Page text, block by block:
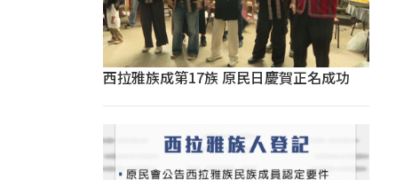
西拉雅族成第17族 原民日慶賀正名成功